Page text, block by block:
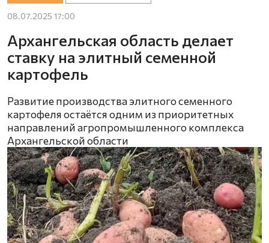
08.07.2025 17:00
Архангельская область делает
ставку на элитный семенной
картофель
Развитие производства элитного семенного
картофеля остаётся одним из приоритетных
направлений агропромышленного комплекса
Архангельской области